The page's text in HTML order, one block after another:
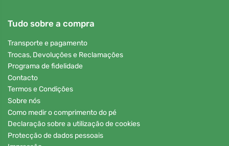
Tudo sobre a compra
Transporte e pagamento
Trocas, Devoluções e Reclamações
Programa de fidelidade
Contacto
Termos e Condições
Sobre nós
Como medir o comprimento do pé
Declaração sobre a utilização de cookies
Protecção de dados pessoais